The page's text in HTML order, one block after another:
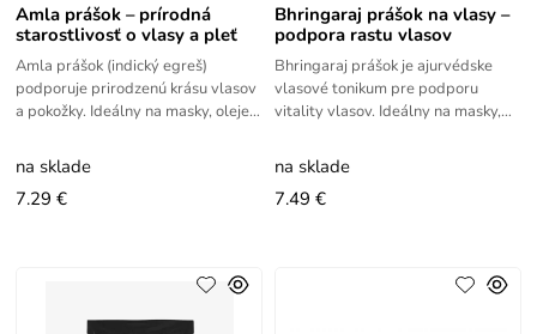
Amla prášok – prírodná
starostlivosť o vlasy a pleť
Amla prášok (indický egreš)
podporuje prirodzenú krásu vlasov
a pokožky. Ideálny na masky, oleje a
ajurvédy. Amla prášok bojuje
na sklade
7.29 €
Bhringaraj prášok na vlasy –
podpora rastu vlasov
Bhringaraj prášok je ajurvédske
vlasové tonikum pre podporu
vitality vlasov. Ideálny na masky,
prášok je známy ako tonikum
na sklade
7.49 €